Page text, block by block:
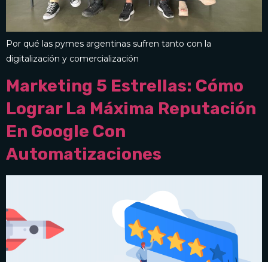
Por qué las pymes argentinas sufren tanto con la
digitalización y comercialización
Marketing 5 Estrellas: Cómo
Lograr La Máxima Reputación
En Google Con
Automatizaciones